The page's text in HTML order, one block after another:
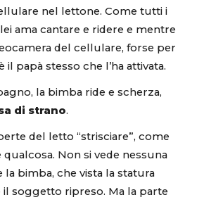
nel lettone. Come tutti i
ama cantare e ridere e mentre
del cellulare, forse per
il papà stesso che l’ha attivata.
la bimba ride e scherza,
di strano.
del letto “strisciare”, come
Non si vede nessuna
la bimba, che vista la statura
il soggetto ripreso. Ma la parte